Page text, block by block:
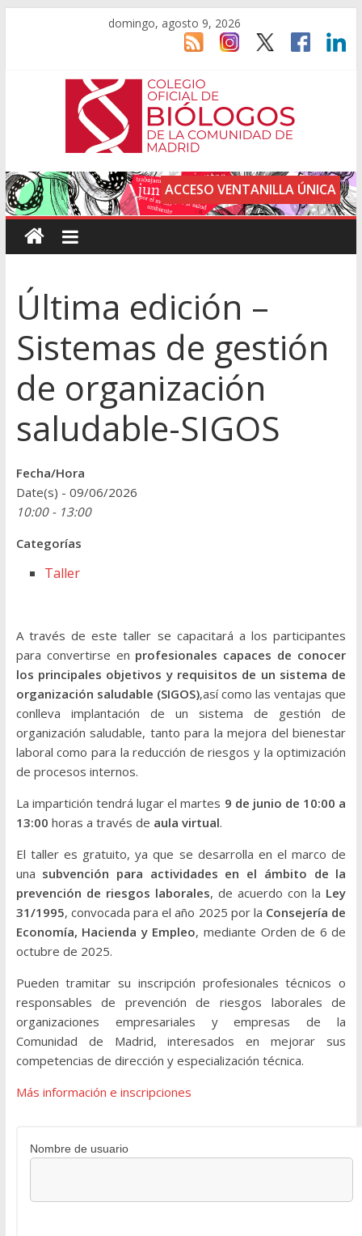
domingo, agosto 9, 2026
ACCESO VENTANILLA ÚNICA
Última edición –
Sistemas de gestión
de organización
saludable-SIGOS
Fecha/Hora
Date(s) - 09/06/2026
10:00 - 13:00
Categorías
Taller
A través de este taller se capacitará a los participantes
para convertirse en profesionales capaces de conocer
los principales objetivos y requisitos de un sistema de
organización saludable (SIGOS),así como las ventajas que
conlleva implantación de un sistema de gestión de
organización saludable, tanto para la mejora del bienestar
laboral como para la reducción de riesgos y la optimización
de procesos internos.
La impartición tendrá lugar el martes 9 de junio de 10:00 a
13:00 horas a través de aula virtual.
El taller es gratuito, ya que se desarrolla en el marco de
una subvención para actividades en el ámbito de la
prevención de riesgos laborales, de acuerdo con la Ley
31/1995, convocada para el año 2025 por la Consejería de
Economía, Hacienda y Empleo, mediante Orden de 6 de
octubre de 2025.
Pueden tramitar su inscripción profesionales técnicos o
responsables de prevención de riesgos laborales de
organizaciones empresariales y empresas de la
Comunidad de Madrid, interesados en mejorar sus
competencias de dirección y especialización técnica.
Más información e inscripciones
Nombre de usuario